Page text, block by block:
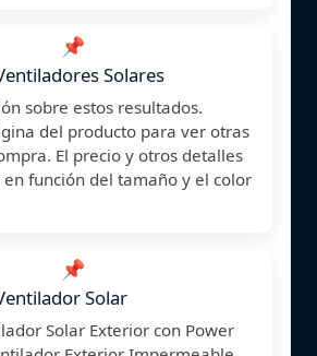
📌
Solares
sobre estos resultados.
del producto para ver otras
El precio y otros detalles
función del tamaño y el color
📌
Solar
Solar Exterior con Power